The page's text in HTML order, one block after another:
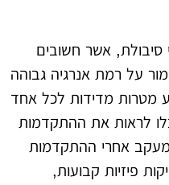
סיבולת, אשר חשובים
על רמת אנרגיה גבוהה
מטרות מדידות לכל אחד
לראות את ההתקדמות
מעקב אחרי ההתקדמות
פיזיות קבועות,